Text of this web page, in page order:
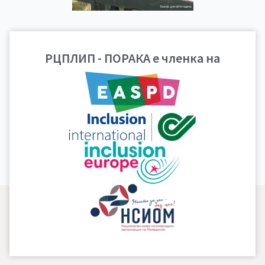
Гласило број 2, 2010
година
ПРЕВЗЕМИ
РЦПЛИП - ПОРАКА е членка на